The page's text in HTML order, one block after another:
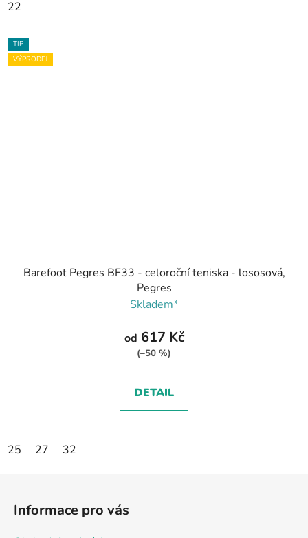
22
TIP
VÝPRODEJ
Barefoot Pegres BF33 - celoroční teniska - lososová,
Pegres
Skladem*
od 617 Kč
(–50 %)
DETAIL
25 27 32
Informace pro vás